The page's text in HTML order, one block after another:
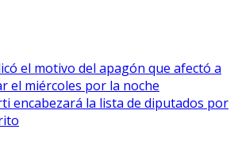
el motivo del apagón que afectó a
el miércoles por la noche
encabezará la lista de diputados por